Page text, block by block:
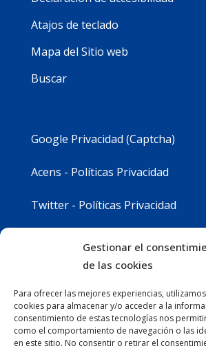
Gestionar el
de las cookies
Para ofrecer las mejores experiencias,
cookies para almacenar y/o acceder a la
consentimiento de estas tecnologías nos
como el comportamiento de navegación o las
en este sitio. No consentir o retirar el
Atajos de teclado
Mapa del Sitio web
Buscar
Google Privacidad (Captcha)
Acens - Políticas Privacidad
Twitter - Políticas Privacidad
Instagram - Políticas Privacidad